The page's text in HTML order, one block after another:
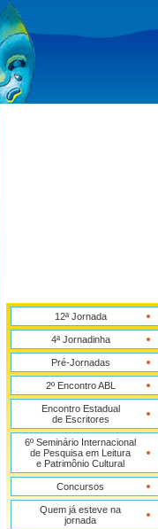
12ª Jornada
4ª Jornadinha
Pré-Jornadas
2º Encontro ABL
Encontro Estadual
de Escritores
6º Seminário Internacional
de Pesquisa em Leitura
e Patrimônio Cultural
Concursos
Quem já esteve na
jornada